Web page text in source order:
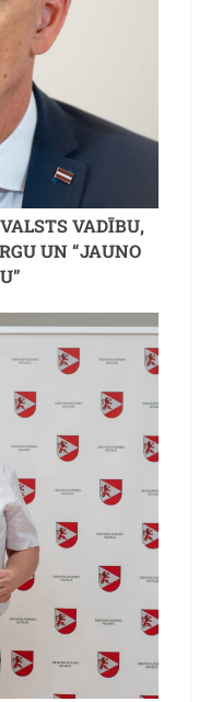
VADĪBU,
UN “JAUNO